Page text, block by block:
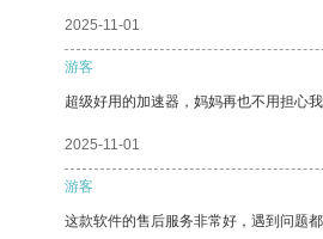
2025-11-01
游客
超级好用的加速器，妈妈再也不用担心我
2025-11-01
游客
这款软件的售后服务非常好，遇到问题都